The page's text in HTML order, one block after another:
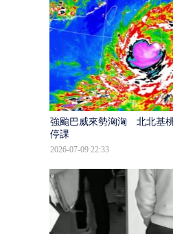
強颱巴威來勢洶洶 北北基桃
停課
2026-07-09 22:33